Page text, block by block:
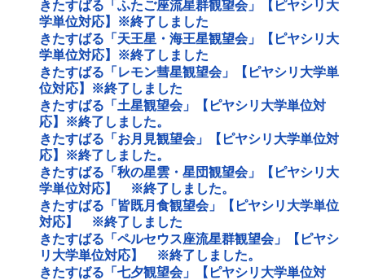
きたすばる「ふたご座流星群観望会」【ピヤシリ大
学単位対応】※終了しました
きたすばる「天王星・海王星観望会」【ピヤシリ大
学単位対応】※終了しました
きたすばる「レモン彗星観望会」【ピヤシリ大学単
位対応】※終了しました
きたすばる「土星観望会」【ピヤシリ大学単位対
応】※終了しました。
きたすばる「お月見観望会」【ピヤシリ大学単位対
応】※終了しました。
きたすばる「秋の星雲・星団観望会」【ピヤシリ大
学単位対応】 ※終了しました。
きたすばる「皆既月食観望会」【ピヤシリ大学単位
対応】 ※終了しました
きたすばる「ペルセウス座流星群観望会」【ピヤシ
リ大学単位対応】 ※終了しました。
きたすばる「七夕観望会」【ピヤシリ大学単位対